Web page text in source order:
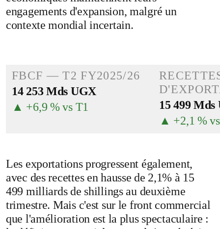
engagements d'expansion, malgré un
contexte mondial incertain.
FBCF — T2 FY2025/26
14 253 Mds UGX
▲ +6,9 % vs T1
15 499 Mds
▲ +2,1 %
Les exportations progressent également,
avec des recettes en hausse de 2,1% à 15
499 milliards de shillings au deuxième
trimestre. Mais c'est sur le front commercial
que l'amélioration est la plus spectaculaire :